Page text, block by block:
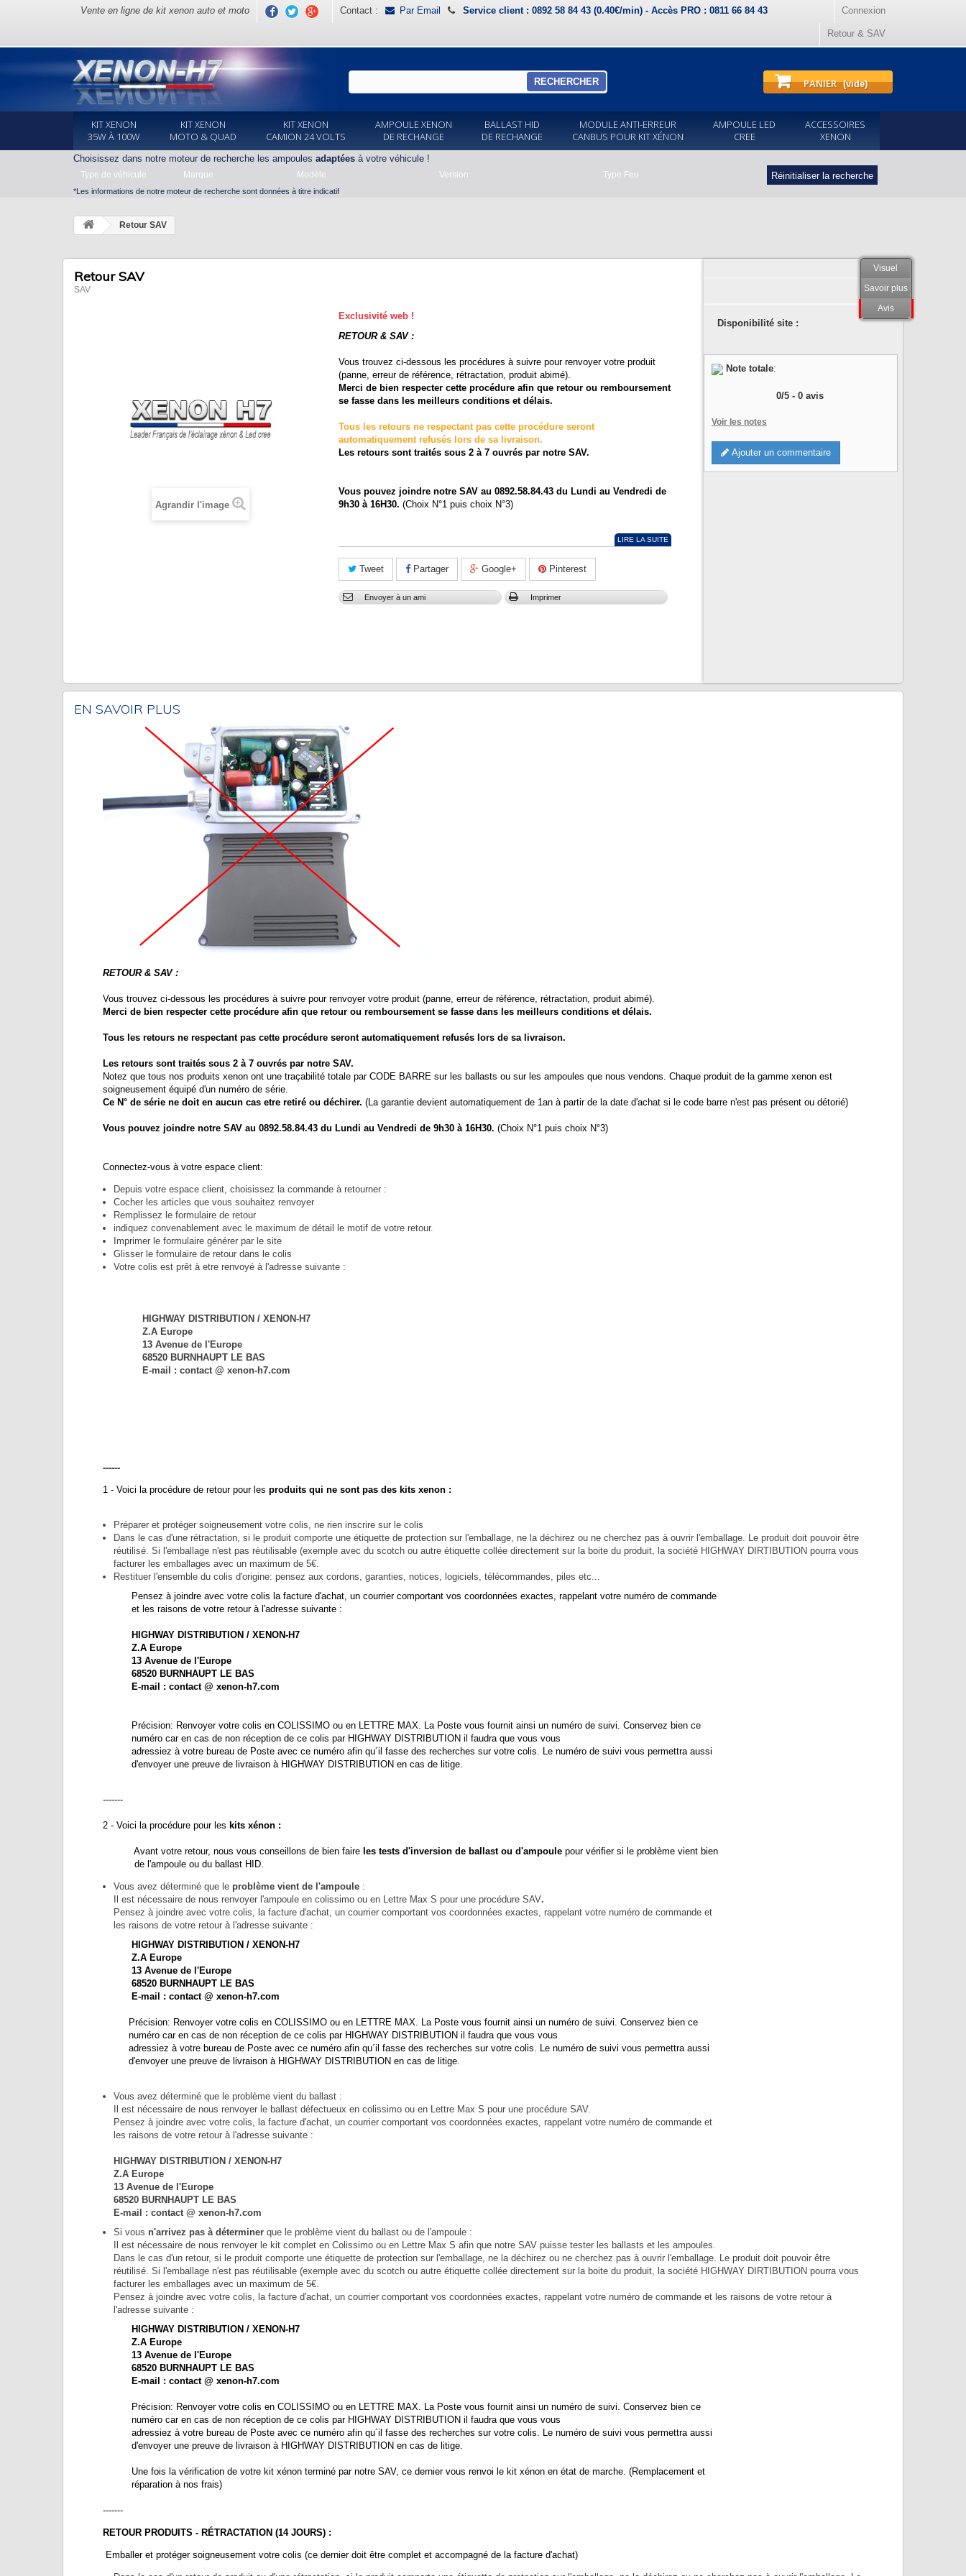
Vente en ligne de kit xenon auto et moto Connexion
Contact : Par Email Service client : 0892 58 84 43 (0.40€/min) - Accès PRO : 0811 66 84 43
Retour & SAV
RECHERCHER PANIER (vide)
KIT XENON
35W À 100W
KIT XENON
MOTO & QUAD
KIT XENON
CAMION 24 VOLTS
AMPOULE XENON
DE RECHANGE
BALLAST HID
DE RECHANGE
MODULE ANTI-ERREUR
CANBUS POUR KIT XÉNON
AMPOULE LED
CREE
ACCESSOIRES
XENON
Choisissez dans notre moteur de recherche les ampoules adaptées à votre véhicule !
Type de véhicule Marque Modèle Version Type Feu Réinitialiser la recherche
*Les informations de notre moteur de recherche sont données à titre indicatif
Retour SAV
Visuel
Savoir plus
Avis
Retour SAV
SAV
Agrandir l'image
Exclusivité web !
RETOUR & SAV :
Vous trouvez ci-dessous les procédures à suivre pour renvoyer votre produit
(panne, erreur de référence, rétractation, produit abimé).
Merci de bien respecter cette procédure afin que retour ou remboursement
se fasse dans les meilleurs conditions et délais.
Tous les retours ne respectant pas cette procédure seront
automatiquement refusés lors de sa livraison.
Les retours sont traités sous 2 à 7 ouvrés par notre SAV.
Vous pouvez joindre notre SAV au 0892.58.84.43 du Lundi au Vendredi de
9h30 à 16H30. (Choix N°1 puis choix N°3)
LIRE LA SUITE
Tweet Partager Google+ Pinterest
Envoyer à un ami Imprimer
Disponibilité site :
Note totale:
0/5 - 0 avis
Voir les notes
Ajouter un commentaire
EN SAVOIR PLUS
RETOUR & SAV :
Vous trouvez ci-dessous les procédures à suivre pour renvoyer votre produit (panne, erreur de référence, rétractation, produit abimé).
Merci de bien respecter cette procédure afin que retour ou remboursement se fasse dans les meilleurs conditions et délais.
Tous les retours ne respectant pas cette procédure seront automatiquement refusés lors de sa livraison.
Les retours sont traités sous 2 à 7 ouvrés par notre SAV.
Notez que tous nos produits xenon ont une traçabilité totale par CODE BARRE sur les ballasts ou sur les ampoules que nous vendons. Chaque produit de la gamme xenon est
soigneusement équipé d'un numéro de série.
Ce N° de série ne doit en aucun cas etre retiré ou déchirer. (La garantie devient automatiquement de 1an à partir de la date d'achat si le code barre n'est pas présent ou détorié)
Vous pouvez joindre notre SAV au 0892.58.84.43 du Lundi au Vendredi de 9h30 à 16H30. (Choix N°1 puis choix N°3)
Connectez-vous à votre espace client:
Depuis votre espace client, choisissez la commande à retourner :
Cocher les articles que vous souhaitez renvoyer
Remplissez le formulaire de retour
indiquez convenablement avec le maximum de détail le motif de votre retour.
Imprimer le formulaire générer par le site
Glisser le formulaire de retour dans le colis
Votre colis est prêt à etre renvoyé à l'adresse suivante :
HIGHWAY DISTRIBUTION / XENON-H7
Z.A Europe
13 Avenue de l'Europe
68520 BURNHAUPT LE BAS
E-mail : contact @ xenon-h7.com
------
1 - Voici la procédure de retour pour les produits qui ne sont pas des kits xenon :
Préparer et protéger soigneusement votre colis, ne rien inscrire sur le colis
Dans le cas d'une rétractation, si le produit comporte une étiquette de protection sur l'emballage, ne la déchirez ou ne cherchez pas à ouvrir l'emballage. Le produit doit pouvoir être
réutilisé. Si l'emballage n'est pas réutilisable (exemple avec du scotch ou autre étiquette collée directement sur la boite du produit, la société HIGHWAY DIRTIBUTION pourra vous
facturer les emballages avec un maximum de 5€.
Restituer l'ensemble du colis d'origine: pensez aux cordons, garanties, notices, logiciels, télécommandes, piles etc...
Pensez à joindre avec votre colis la facture d'achat, un courrier comportant vos coordonnées exactes, rappelant votre numéro de commande
et les raisons de votre retour à l'adresse suivante :
HIGHWAY DISTRIBUTION / XENON-H7
Z.A Europe
13 Avenue de l'Europe
68520 BURNHAUPT LE BAS
E-mail : contact @ xenon-h7.com
Précision: Renvoyer votre colis en COLISSIMO ou en LETTRE MAX. La Poste vous fournit ainsi un numéro de suivi. Conservez bien ce
numéro car en cas de non réception de ce colis par HIGHWAY DISTRIBUTION il faudra que vous vous
adressiez à votre bureau de Poste avec ce numéro afin qu´il fasse des recherches sur votre colis. Le numéro de suivi vous permettra aussi
d'envoyer une preuve de livraison à HIGHWAY DISTRIBUTION en cas de litige.
-------
2 - Voici la procédure pour les kits xénon :
Avant votre retour, nous vous conseillons de bien faire les tests d'inversion de ballast ou d'ampoule pour vérifier si le problème vient bien
de l'ampoule ou du ballast HID.
Vous avez déterminé que le problème vient de l'ampoule :
Il est nécessaire de nous renvoyer l'ampoule en colissimo ou en Lettre Max S pour une procédure SAV.
Pensez à joindre avec votre colis, la facture d'achat, un courrier comportant vos coordonnées exactes, rappelant votre numéro de commande et
les raisons de votre retour à l'adresse suivante :
HIGHWAY DISTRIBUTION / XENON-H7
Z.A Europe
13 Avenue de l'Europe
68520 BURNHAUPT LE BAS
E-mail : contact @ xenon-h7.com
Précision: Renvoyer votre colis en COLISSIMO ou en LETTRE MAX. La Poste vous fournit ainsi un numéro de suivi. Conservez bien ce
numéro car en cas de non réception de ce colis par HIGHWAY DISTRIBUTION il faudra que vous vous
adressiez à votre bureau de Poste avec ce numéro afin qu´il fasse des recherches sur votre colis. Le numéro de suivi vous permettra aussi
d'envoyer une preuve de livraison à HIGHWAY DISTRIBUTION en cas de litige.
Vous avez déterminé que le problème vient du ballast :
Il est nécessaire de nous renvoyer le ballast défectueux en colissimo ou en Lettre Max S pour une procédure SAV.
Pensez à joindre avec votre colis, la facture d'achat, un courrier comportant vos coordonnées exactes, rappelant votre numéro de commande et
les raisons de votre retour à l'adresse suivante :
HIGHWAY DISTRIBUTION / XENON-H7
Z.A Europe
13 Avenue de l'Europe
68520 BURNHAUPT LE BAS
E-mail : contact @ xenon-h7.com
Si vous n'arrivez pas à déterminer que le problème vient du ballast ou de l'ampoule :
Il est nécessaire de nous renvoyer le kit complet en Colissimo ou en Lettre Max S afin que notre SAV puisse tester les ballasts et les ampoules.
Dans le cas d'un retour, si le produit comporte une étiquette de protection sur l'emballage, ne la déchirez ou ne cherchez pas à ouvrir l'emballage. Le produit doit pouvoir être
réutilisé. Si l'emballage n'est pas réutilisable (exemple avec du scotch ou autre étiquette collée directement sur la boite du produit, la société HIGHWAY DIRTIBUTION pourra vous
facturer les emballages avec un maximum de 5€.
Pensez à joindre avec votre colis, la facture d'achat, un courrier comportant vos coordonnées exactes, rappelant votre numéro de commande et les raisons de votre retour à
l'adresse suivante :
HIGHWAY DISTRIBUTION / XENON-H7
Z.A Europe
13 Avenue de l'Europe
68520 BURNHAUPT LE BAS
E-mail : contact @ xenon-h7.com
Précision: Renvoyer votre colis en COLISSIMO ou en LETTRE MAX. La Poste vous fournit ainsi un numéro de suivi. Conservez bien ce
numéro car en cas de non réception de ce colis par HIGHWAY DISTRIBUTION il faudra que vous vous
adressiez à votre bureau de Poste avec ce numéro afin qu´il fasse des recherches sur votre colis. Le numéro de suivi vous permettra aussi
d'envoyer une preuve de livraison à HIGHWAY DISTRIBUTION en cas de litige.
Une fois la vérification de votre kit xénon terminé par notre SAV, ce dernier vous renvoi le kit xénon en état de marche. (Remplacement et
réparation à nos frais)
-------
RETOUR PRODUITS - RÉTRACTATION (14 JOURS) :
Emballer et protéger soigneusement votre colis (ce dernier doit être complet et accompagné de la facture d'achat)